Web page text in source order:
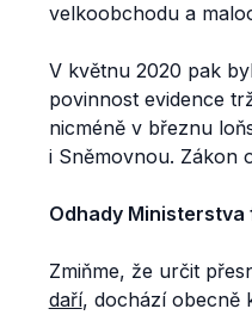
velkoobchodu a
V květnu 2020 pak
povinnost evidence
nicméně v březnu
i Sněmovnou. Zákon
Odhady Ministerstva
Zmiňme, že určit
daří, dochází obecně